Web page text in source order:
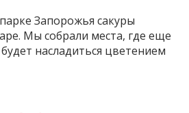
Запорожья сакуры
Мы собрали места, где еще
насладиться цветением